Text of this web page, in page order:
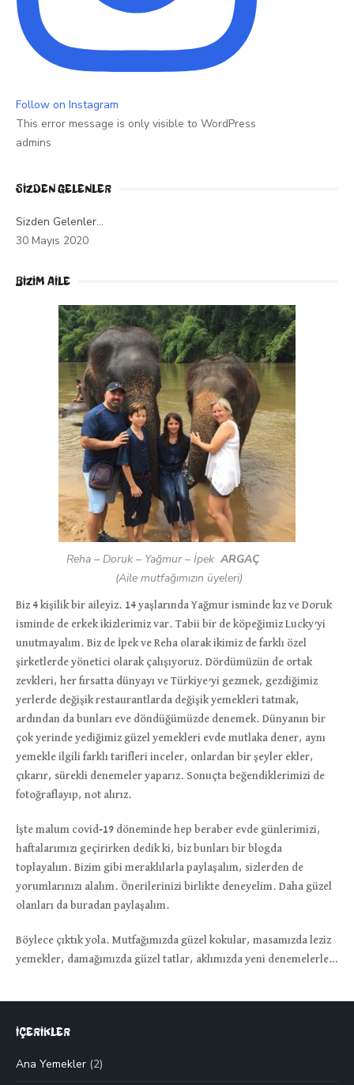
Follow on Instagram
This error message is only visible to WordPress
admins
SIZDEN GELENLER
Sizden Gelenler…
30 Mayıs 2020
BİZİM AİLE
Reha– Doruk– Yağmur– İpek ARGAÇ
(Aile mutfağımızın üyeleri)
Biz 4 kişilik bir aileyiz. 14 yaşlarında Yağmur isminde kız ve Doruk
isminde de erkek ikizlerimiz var. Tabii bir de köpeğimiz Lucky’yi
unutmayalım. Biz de İpek ve Reha olarak ikimiz de farklı özel
şirketlerde yönetici olarak çalışıyoruz. Dördümüzün de ortak
zevkleri, her fırsatta dünyayı ve Türkiye’yi gezmek, gezdiğimiz
yerlerde değişik restaurantlarda değişik yemekleri tatmak,
ardından da bunları eve döndüğümüzde denemek. Dünyanın bir
çok yerinde yediğimiz güzel yemekleri evde mutlaka dener, aynı
yemekle ilgili farklı tarifleri inceler, onlardan bir şeyler ekler,
çıkarır, sürekli denemeler yaparız. Sonuçta beğendiklerimizi de
fotoğraflayıp, not alırız.
İşte malum covid-19 döneminde hep beraber evde günlerimizi,
haftalarımızı geçirirken dedik ki, biz bunları bir blogda
toplayalım. Bizim gibi meraklılarla paylaşalım, sizlerden de
yorumlarınızı alalım. Önerilerinizi birlikte deneyelim. Daha güzel
olanları da buradan paylaşalım.
Böylece çıktık yola. Mutfağımızda güzel kokular, masamızda leziz
yemekler, damağımızda güzel tatlar, aklımızda yeni denemelerle…
İÇERİKLER
Ana Yemekler (2)